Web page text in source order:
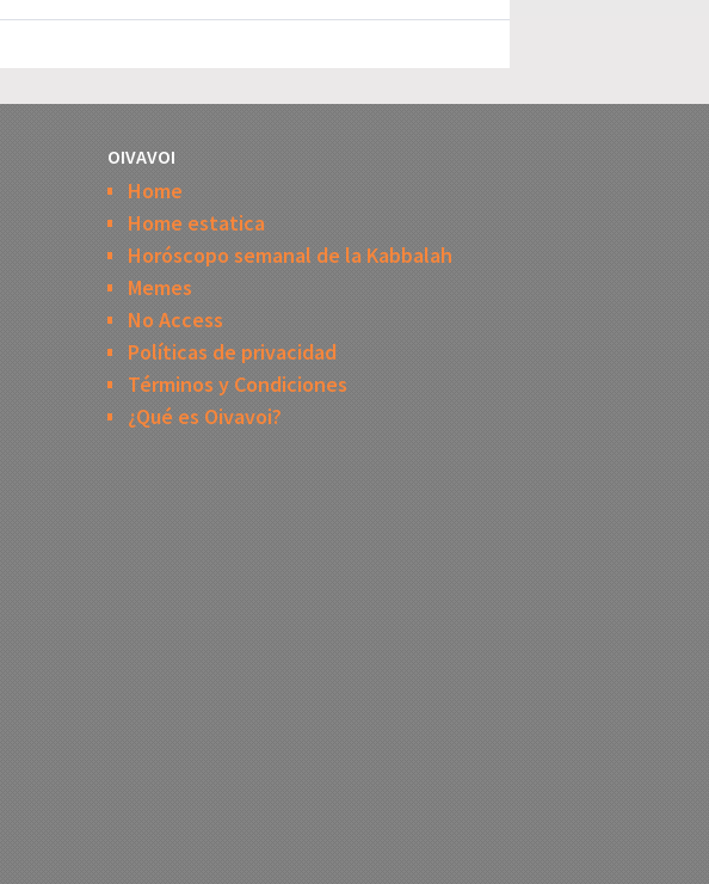
OIVAVOI
Home
Home estatica
Horóscopo semanal de la Kabbalah
Memes
No Access
Políticas de privacidad
Términos y Condiciones
¿Qué es Oivavoi?